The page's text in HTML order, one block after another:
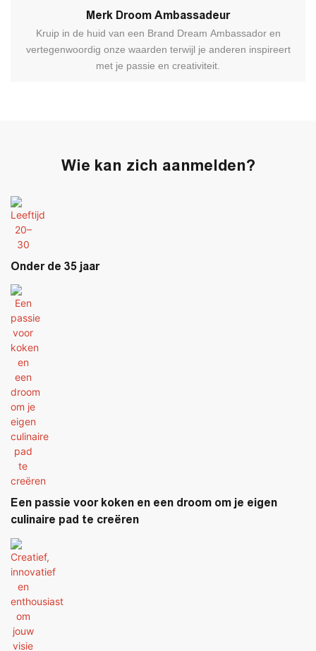
Merk Droom Ambassadeur
Kruip in de huid van een Brand Dream Ambassador en
vertegenwoordig onze waarden terwijl je anderen inspireert
met je passie en creativiteit.
Wie kan zich aanmelden?
Onder de 35 jaar
Een passie voor koken en een droom om je eigen
culinaire pad te creëren